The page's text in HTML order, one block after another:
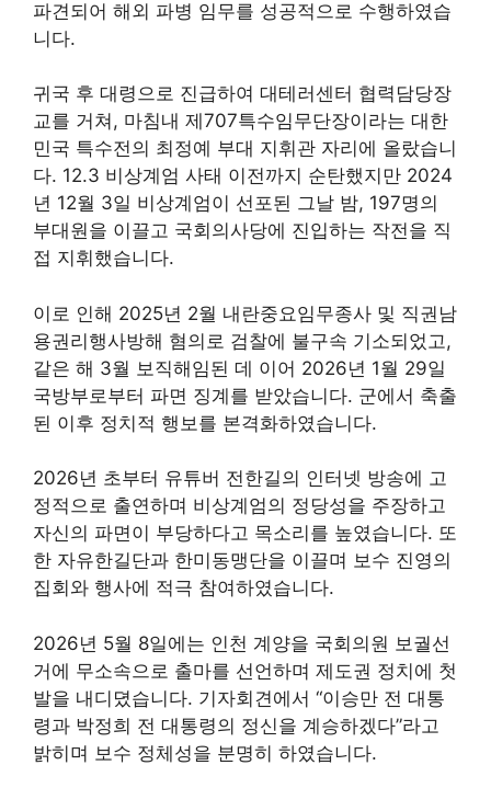
파견되어 해외 파병 임무를 성공적으로 수행하였습
니다.
귀국 후 대령으로 진급하여 대테러센터 협력담당장
교를 거쳐, 마침내 제707특수임무단장이라는 대한
민국 특수전의 최정예 부대 지휘관 자리에 올랐습니
다. 12.3 비상계엄 사태 이전까지 순탄했지만 2024
년 12월 3일 비상계엄이 선포된 그날 밤, 197명의
부대원을 이끌고 국회의사당에 진입하는 작전을 직
접 지휘했습니다.
이로 인해 2025년 2월 내란중요임무종사 및 직권남
용권리행사방해 혐의로 검찰에 불구속 기소되었고,
같은 해 3월 보직해임된 데 이어 2026년 1월 29일
국방부로부터 파면 징계를 받았습니다. 군에서 축출
된 이후 정치적 행보를 본격화하였습니다.
2026년 초부터 유튜버 전한길의 인터넷 방송에 고
정적으로 출연하며 비상계엄의 정당성을 주장하고
자신의 파면이 부당하다고 목소리를 높였습니다. 또
한 자유한길단과 한미동맹단을 이끌며 보수 진영의
집회와 행사에 적극 참여하였습니다.
2026년 5월 8일에는 인천 계양을 국회의원 보궐선
거에 무소속으로 출마를 선언하며 제도권 정치에 첫
발을 내디뎠습니다. 기자회견에서 “이승만 전 대통
령과 박정희 전 대통령의 정신을 계승하겠다”라고
밝히며 보수 정체성을 분명히 하였습니다.